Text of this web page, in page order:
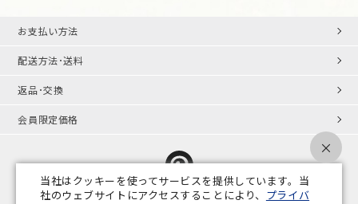
お支払い方法
配送方法･送料
返品･交換
会員限定価格
当社はクッキーを使ってサービスを提供しています。当
社のウェブサイトにアクセスすることにより、 プライバ
×